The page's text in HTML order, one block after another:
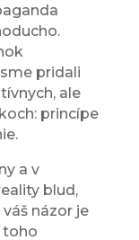
pridali
ale
princípe
a v
blud,
názor je
toho